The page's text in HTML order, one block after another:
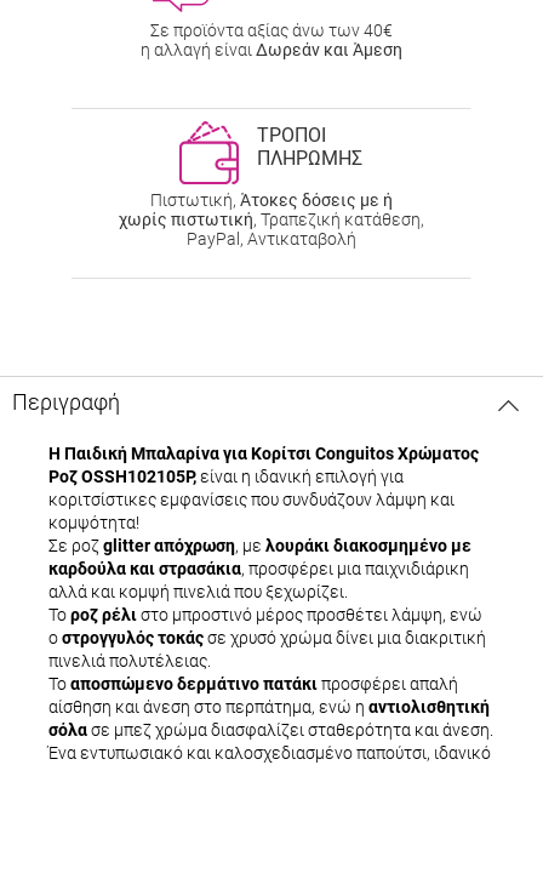
Σε προϊόντα αξίας άνω των 40€
η αλλαγή είναι Δωρεάν και Άμεση
ΤΡΟΠΟΙ
ΠΛΗΡΩΜΗΣ
Πιστωτική, Άτοκες δόσεις με ή
χωρίς πιστωτική, Τραπεζική κατάθεση,
PayPal, Αντικαταβολή
Περιγραφή
Η Παιδική Μπαλαρίνα για Κορίτσι Conguitos Χρώματος
Ροζ OSSH102105P,είναι η ιδανική επιλογή για
κοριτσίστικες εμφανίσεις που συνδυάζουν λάμψη και
κομψότητα!
Σε ροζglitter απόχρωση, με λουράκι διακοσμημένο με
καρδούλα και στρασάκια, προσφέρει μια παιχνιδιάρικη
αλλά και κομψή πινελιά που ξεχωρίζει.
Τοροζ ρέλιστο μπροστινό μέρος προσθέτει λάμψη, ενώ
οστρογγυλός τοκάςσε χρυσό χρώμα δίνει μια διακριτική
πινελιά πολυτέλειας.
Τοαποσπώμενο δερμάτινο πατάκιπροσφέρει απαλή
αίσθηση και άνεση στο περπάτημα, ενώ η αντιολισθητική
σόλασε μπεζ χρώμα διασφαλίζει σταθερότητα και άνεση.
Ένα εντυπωσιακό και καλοσχεδιασμένο παπούτσι, ιδανικό